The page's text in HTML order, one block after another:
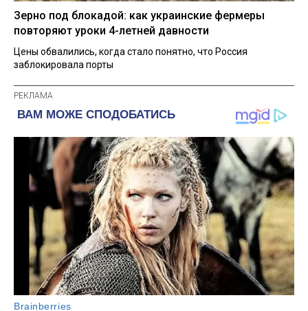
Зерно под блокадой: как украинские фермеры
повторяют уроки 4-летней давности
Цены обвалились, когда стало понятно, что Россия
заблокировала порты